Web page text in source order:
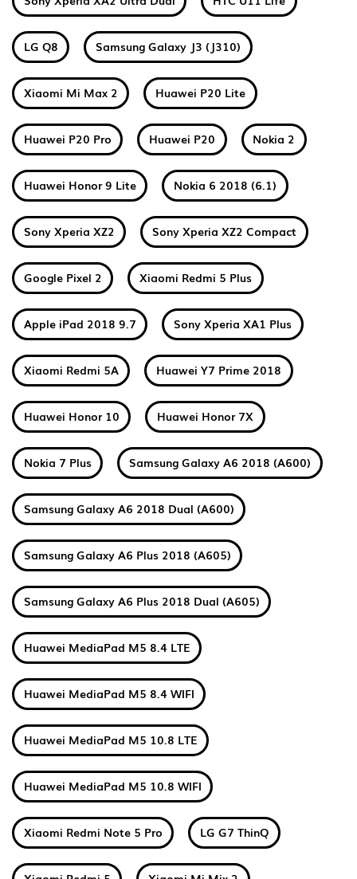
LG Q8 Samsung Galaxy J3 (J310)
Xiaomi Mi Max 2 Huawei P20 Lite
Huawei P20 Pro Huawei P20 Nokia 2
Huawei Honor 9 Lite Nokia 6 2018 (6.1)
Sony Xperia XZ2 Sony Xperia XZ2 Compact
Google Pixel 2 Xiaomi Redmi 5 Plus
Apple iPad 2018 9.7 Sony Xperia XA1 Plus
Xiaomi Redmi 5A Huawei Y7 Prime 2018
Huawei Honor 10 Huawei Honor 7X
Nokia 7 Plus Samsung Galaxy A6 2018 (A600)
Samsung Galaxy A6 2018 Dual (A600)
Samsung Galaxy A6 Plus 2018 (A605)
Samsung Galaxy A6 Plus 2018 Dual (A605)
Huawei MediaPad M5 8.4 LTE
Huawei MediaPad M5 8.4 WIFI
Huawei MediaPad M5 10.8 LTE
Huawei MediaPad M5 10.8 WIFI
Xiaomi Redmi Note 5 Pro LG G7 ThinQ